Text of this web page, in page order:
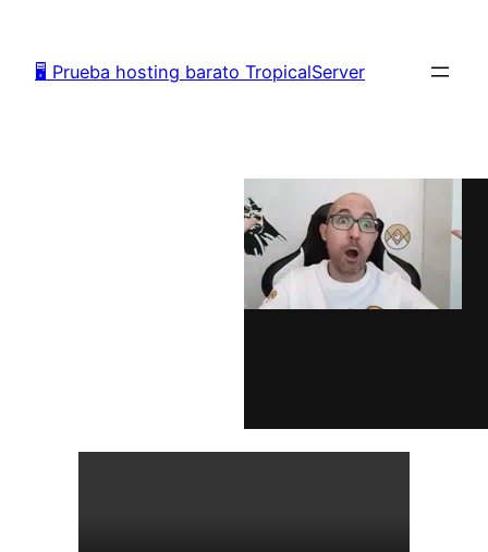
contenido
🖥️ Prueba hosting barato TropicalServer